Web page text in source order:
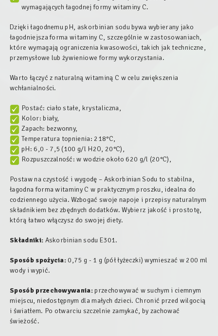
wymagających łagodnej formy witaminy C.
Dzięki łagodnemu pH, askorbinian sodu bywa wybierany jako
łagodniejsza forma witaminy C, szczególnie w zastosowaniach,
które wymagają ograniczenia kwasowości, takich jak techniczne,
przemysłowe lub żywieniowe formy wykorzystania.
Warto łączyć z naturalną witaminą C w celu zwiększenia
wchłanialności.
Postać: ciało stałe, krystaliczna,
Kolor: biały,
Zapach: bezwonny,
Temperatura topnienia: 218°C,
pH: 6,0 - 7,5 (100 g/l H2O, 20°C),
Rozpuszczalność: w wodzie około 620 g/l (20°C),
Postaw na czystość i wygodę – Askorbinian Sodu to stabilna,
łagodna forma witaminy C w praktycznym proszku, idealna do
codziennego użycia. Wzbogać swoje napoje i przepisy naturalnym
składnikiem bez zbędnych dodatków. Wybierz jakość i prostotę,
którą łatwo włączysz do swojej diety.
Składniki: Askorbinian sodu E301.
Sposób spożycia:0,75 g - 1 g (pół łyżeczki) wymieszać w 200 ml
wody i wypić.
Sposób przechowywania:przechowywać w suchym i ciemnym
miejscu, niedostępnym dla małych dzieci. Chronić przed wilgocią
i światłem. Po otwarciu szczelnie zamykać, by zachować
świeżość.